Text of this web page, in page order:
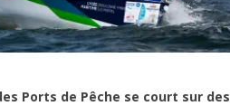
Ports de Pêche se court sur des